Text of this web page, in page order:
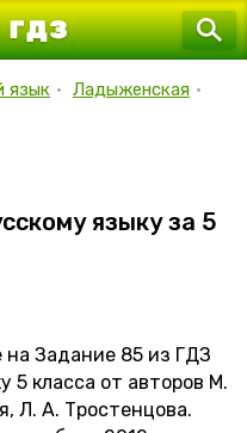
язык • Ладыженская •
языку за 5
Задание 85 из ГДЗ
5 класса от авторов М.
Л. А. Тростенцова.